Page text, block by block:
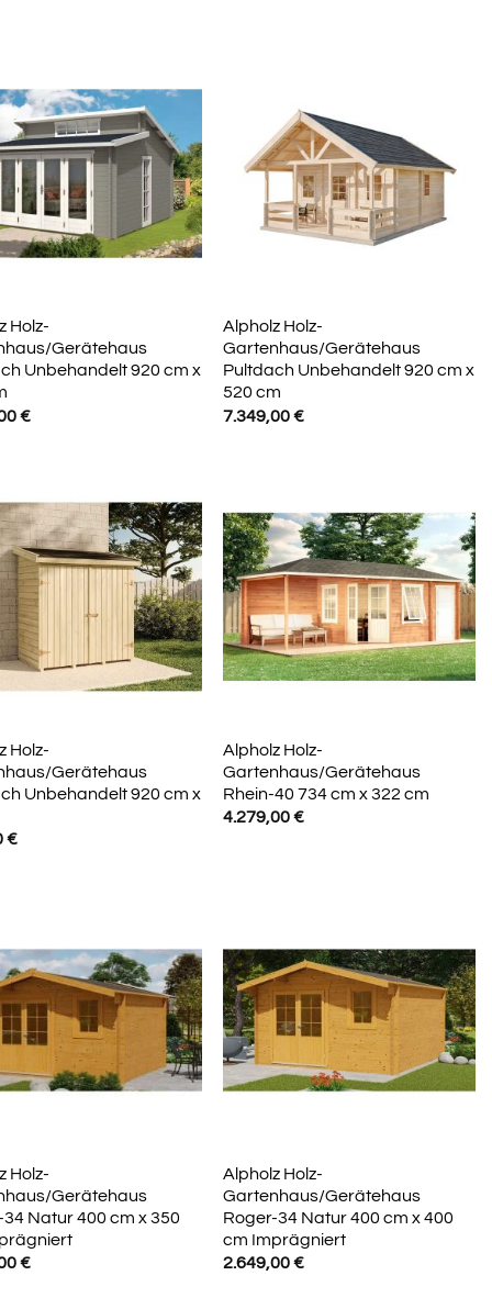
Holz-
Gerätehaus
Unbehandelt 920 cm x
€
Alpholz Holz-
Gartenhaus/Gerätehaus
Pultdach Unbehandelt 920 cm x
520 cm
7.349,00€
Holz-
Gerätehaus
Unbehandelt 920 cm x
€
Alpholz Holz-
Gartenhaus/Gerätehaus
Rhein-40 734 cm x 322 cm
4.279,00€
Holz-
Gerätehaus
Natur 400 cm x 350
€
Alpholz Holz-
Gartenhaus/Gerätehaus
Roger-34 Natur 400 cm x 400
cm Imprägniert
2.649,00€